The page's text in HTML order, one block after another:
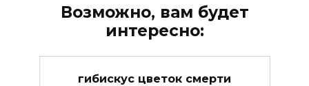
Возможно, вам будет
интересно:
гибискус цветок смерти